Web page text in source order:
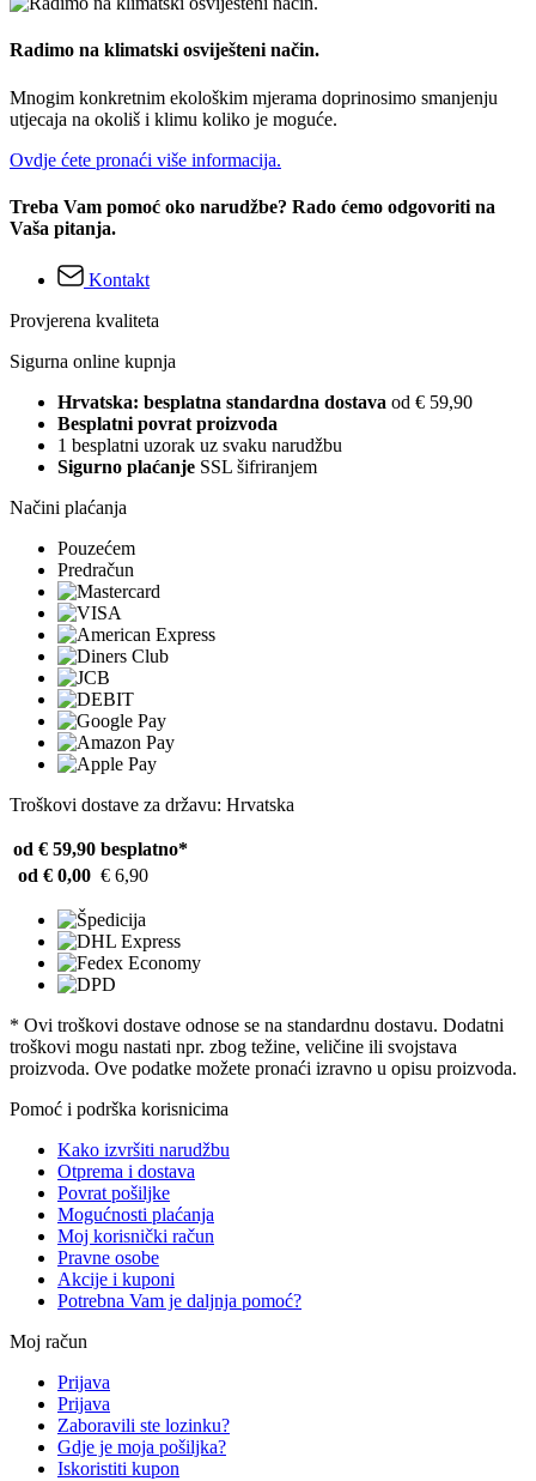
Radimo na klimatski osviješteni način.
Mnogim konkretnim ekološkim mjerama doprinosimo smanjenju
utjecaja na okoliš i klimu koliko je moguće.
Ovdje ćete pronaći više informacija.
Treba Vam pomoć oko narudžbe? Rado ćemo odgovoriti na
Vaša pitanja.
Kontakt
Provjerena kvaliteta
Sigurna online kupnja
Hrvatska: besplatna standardna dostava od € 59,90
Besplatni povrat proizvoda
1 besplatni uzorak uz svaku narudžbu
Sigurno plaćanje SSL šifriranjem
Načini plaćanja
Pouzećem
Predračun
Troškovi dostave za državu: Hrvatska
od € 59,90 besplatno*
od € 0,00 € 6,90
* Ovi troškovi dostave odnose se na standardnu ​​dostavu. Dodatni
troškovi mogu nastati npr. zbog težine, veličine ili svojstava
proizvoda. Ove podatke možete pronaći izravno u opisu proizvoda.
Pomoć i podrška korisnicima
Kako izvršiti narudžbu
Otprema i dostava
Povrat pošiljke
Mogućnosti plaćanja
Moj korisnički račun
Pravne osobe
Akcije i kuponi
Potrebna Vam je daljnja pomoć?
Moj račun
Prijava
Prijava
Zaboravili ste lozinku?
Gdje je moja pošiljka?
Iskoristiti kupon